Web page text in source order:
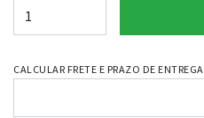
CALCULAR FRETE E PRAZO DE ENTREGA